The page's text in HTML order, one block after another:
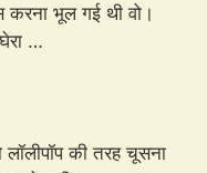
भूल गई थी वो।
…
की तरह चूसना